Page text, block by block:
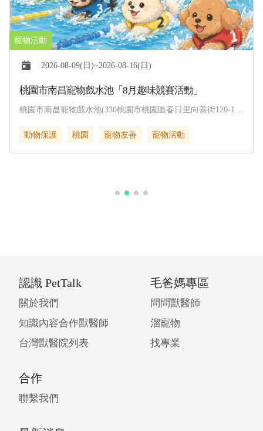
2026-08-09(日)~2026-08-16(日)
桃園市南昌寵物戲水池「8月趣味競賽活動」
桃園市南昌寵物戲水池(330桃園市桃園區春日里向善街120-1
動物保護
桃園 寵物友善 寵物活動
認識 PetTalk
關於我們
知識內容合作獸醫師
台灣獸醫院列表
毛爸媽專區
問問獸醫師
溜寵物
找專業
合作
聯繫我們